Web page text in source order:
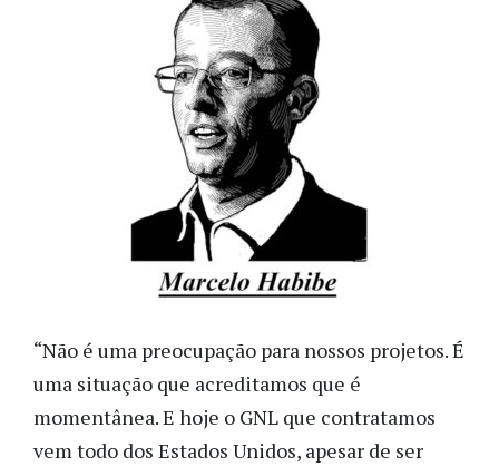
“Não é uma preocupação para nossos projetos. É
uma situação que acreditamos que é
momentânea. E hoje o GNL que contratamos
vem todo dos Estados Unidos, apesar de ser